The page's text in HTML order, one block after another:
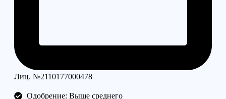
Лиц. №2110177000478
Одобрение: Выше среднего